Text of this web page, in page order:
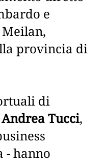
e
provincia di
di
Andrea Tucci,
- hanno